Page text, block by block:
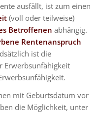
ausfällt, ist zum einen
(voll oder teilweise)
Betroffenen abhängig.
Rentenanspruch
ist die
Erwerbsunfähigkeit
mit Geburtsdatum vor
die Möglichkeit, unter